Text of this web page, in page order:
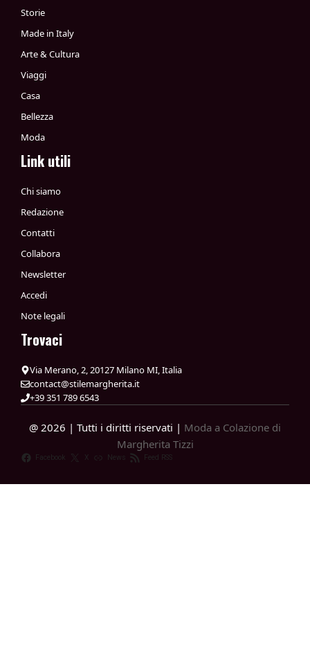
Storie
Made in Italy
Arte & Cultura
Viaggi
Casa
Bellezza
Moda
Link utili
Chi siamo
Redazione
Contatti
Collabora
Newsletter
Accedi
Note legali
Trovaci
Via Merano, 2, 20127 Milano MI, Italia
contact@stilemargherita.it
+39 351 789 6543
@ 2026 | Tutti i diritti riservati | Moda a Colazione di
Margherita Tizzi
Facebook X News Feed RSS